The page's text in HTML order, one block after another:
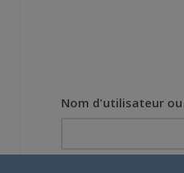
Nom d'utilisateur